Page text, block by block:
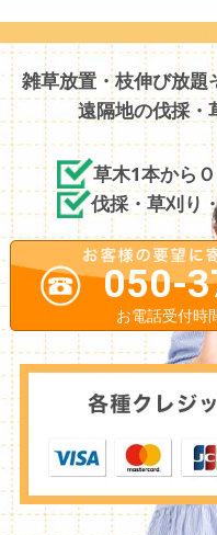
雑草放置・枝伸び放
遠隔地の伐採・
草木1本から
伐採・草刈り
050-
お電話受付時